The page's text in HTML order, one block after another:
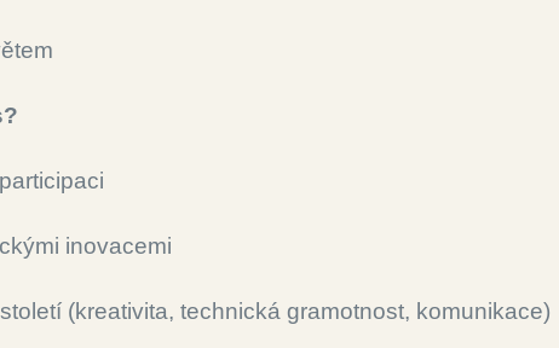
inovacemi
(kreativita, technická gramotnost, komunikace)